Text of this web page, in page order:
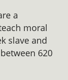
a
moral
slave and
620